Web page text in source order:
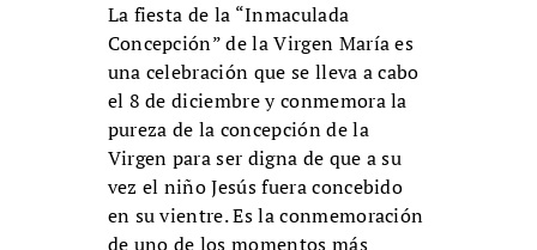
La fiesta de la “Inmaculada
Concepción” de la Virgen María es
una celebración que se lleva a cabo
el 8 de diciembre y conmemora la
pureza de la concepción de la
Virgen para ser digna de que a su
vez el niño Jesús fuera concebido
en su vientre. Es la conmemoración
de uno de los momentos más